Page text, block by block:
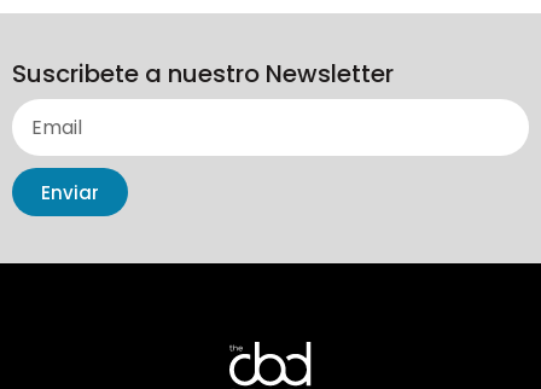
Suscribete a nuestro Newsletter
Enviar